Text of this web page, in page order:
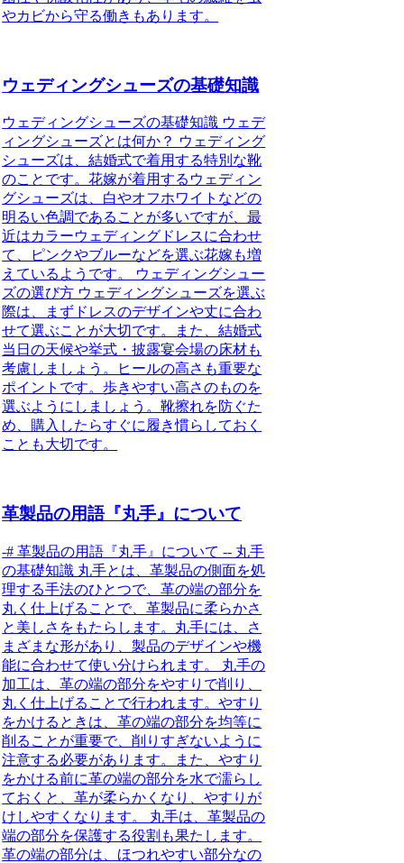
やカビから守る働きもあります。
ウェディングシューズの基礎知識
ウェディングシューズの基礎知識 ウェデ
ィングシューズとは何か？ ウェディング
シューズは、結婚式で着用する特別な靴
のことです。花嫁が着用するウェディン
グシューズは、白やオフホワイトなどの
明るい色調であることが多いですが、最
近はカラーウェディングドレスに合わせ
て、ピンクやブルーなどを選ぶ花嫁も増
えているようです。 ウェディングシュー
ズの選び方 ウェディングシューズを選ぶ
際は、まずドレスのデザインや丈に合わ
せて選ぶことが大切です。また、結婚式
当日の天候や挙式・披露宴会場の床材も
考慮しましょう。ヒールの高さも重要な
ポイントです。歩きやすい高さのものを
選ぶようにしましょう。靴擦れを防ぐた
め、購入したらすぐに履き慣らしておく
ことも大切です。
革製品の用語『丸手』について
-# 革製品の用語『丸手』について -- 丸手
の基礎知識 丸手とは、革製品の側面を処
理する手法のひとつで、革の端の部分を
丸く仕上げることで、革製品に柔らかさ
と美しさをもたらします。丸手には、さ
まざまな形があり、製品のデザインや機
能に合わせて使い分けられます。 丸手の
加工は、革の端の部分をやすりで削り、
丸く仕上げることで行われます。やすり
をかけるときは、革の端の部分を均等に
削ることが重要で、削りすぎないように
注意する必要があります。また、やすり
をかける前に革の端の部分を水で濡らし
ておくと、革が柔らかくなり、やすりが
けしやすくなります。 丸手は、革製品の
端の部分を保護する役割も果たします。
革の端の部分は、ほつれやすい部分なの